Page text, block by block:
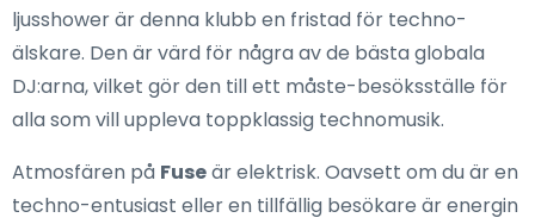
ljusshower är denna klubb en fristad för techno-
älskare. Den är värd för några av de bästa globala
DJ:arna, vilket gör den till ett måste-besöksställe för
alla som vill uppleva toppklassig technomusik.
Atmosfären på Fuseär elektrisk. Oavsett om du är en
techno-entusiast eller en tillfällig besökare är energin